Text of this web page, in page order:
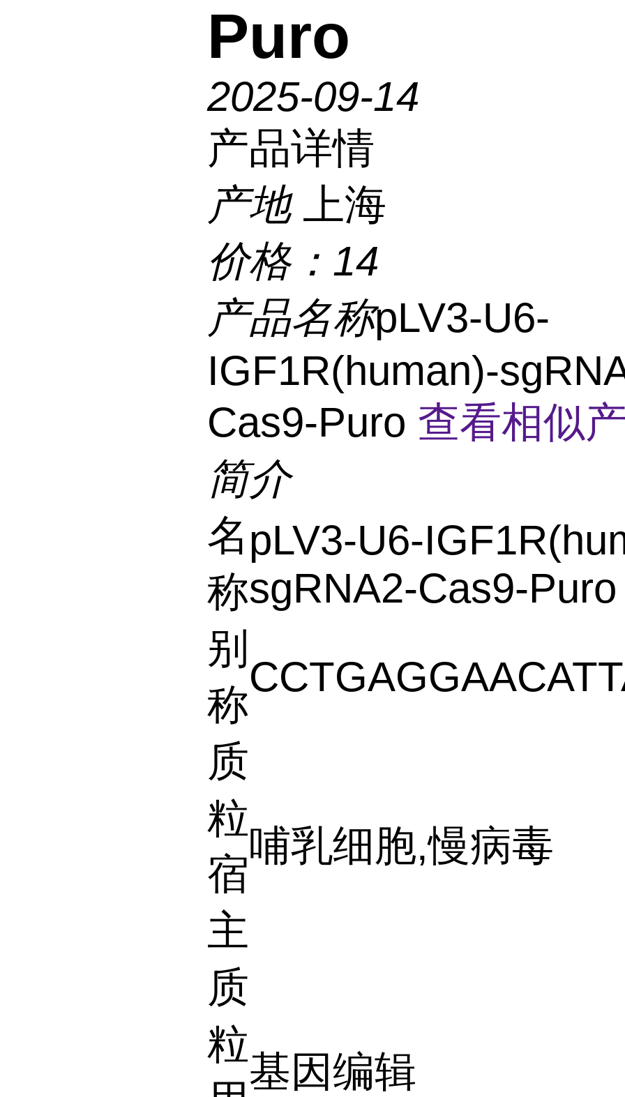
Puro
2025-09-14
产品详情
产地 上海
价格： 14
产品名称pLV3-U6-
IGF1R(human)-
Cas9-Puro 查看相似
简介
名
称
pLV3-U6-
sgRNA2-Cas9-Puro
别
称
质
粒
宿
主
哺乳细胞,慢病毒
质
粒
基因编辑